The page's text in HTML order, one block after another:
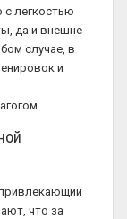
легкостью
да и внешне
случае, в
и
что за